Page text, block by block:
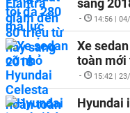
sang
- 14:56 |
Xe
toàn mới
- 15:42 |
Hyundai